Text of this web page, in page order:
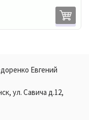
Евгений
ул. Савича д.12,